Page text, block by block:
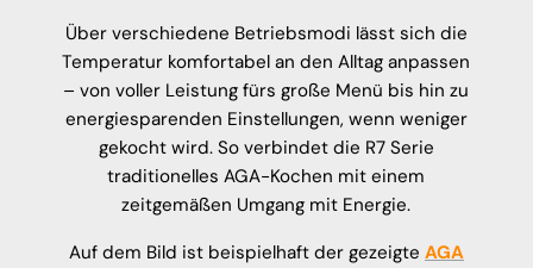
Über verschiedene Betriebsmodi lässt sich die
Temperatur komfortabel an den Alltag anpassen
– von voller Leistung fürs große Menü bis hin zu
energiesparenden Einstellungen, wenn weniger
gekocht wird. So verbindet die R7 Serie
traditionelles AGA-Kochen mit einem
zeitgemäßen Umgang mit Energie.
Auf dem Bild ist beispielhaft der gezeigte AGA